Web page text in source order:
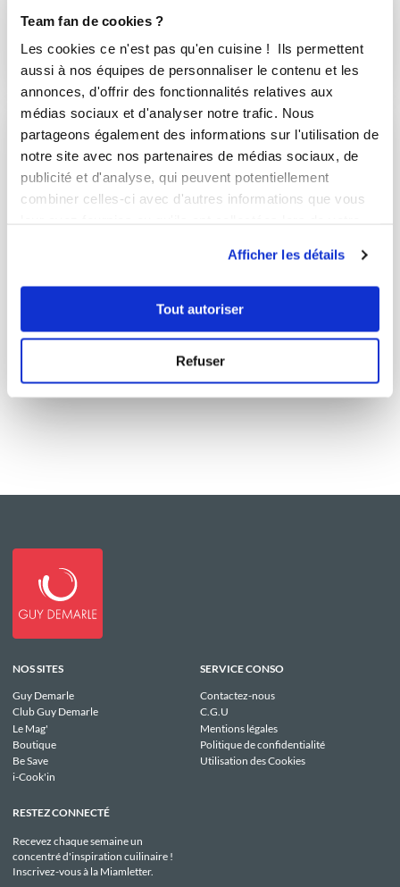
Team fan de cookies ?
Les cookies ce n'est pas qu'en cuisine ! Ils permettent
aussi à nos équipes de personnaliser le contenu et les
annonces, d'offrir des fonctionnalités relatives aux
médias sociaux et d'analyser notre trafic. Nous
partageons également des informations sur l'utilisation de
notre site avec nos partenaires de médias sociaux, de
publicité et d'analyse, qui peuvent potentiellement
combiner celles-ci avec d'autres informations que vous
Afficher les détails
Tout autoriser
Refuser
Légumes
3 Recettes
NOS SITES
Guy Demarle
Club Guy Demarle
Le Mag'
Boutique
Be Save
i-Cook'in
SERVICE CONSO
Contactez-nous
C.G.U
Mentions légales
Politique de confidentialité
Utilisation des Cookies
RESTEZ CONNECTÉ
Recevez chaque semaine un
concentré d'inspiration cuilinaire !
Inscrivez-vous à la Miamletter.